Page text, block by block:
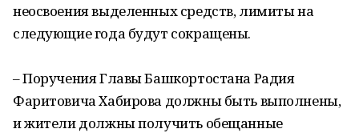
неосвоения выделенных средств, лимиты на
следующие года будут сокращены.
– Поручения Главы Башкортостана Радия
Фаритовича Хабирова должны быть выполнены,
и жители должны получить обещанные